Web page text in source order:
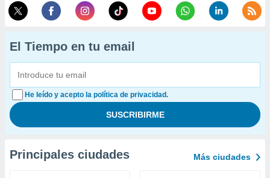
El Tiempo en tu email
He leído y acepto la política de privacidad.
Principales ciudades Más ciudades